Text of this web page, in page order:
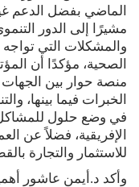
الماضي بفضل الدعم
مشيرًا إلى الدور
والمشكلات التي تواجه
الصحية، مؤكدًا أن
منصة حوار بين الجهات
الخبرات فيما بينها،
في وضع حلول
الإفريقية، فضلاً عن
للاستثمار والتجارة
وأكد د.أيمن عاشور